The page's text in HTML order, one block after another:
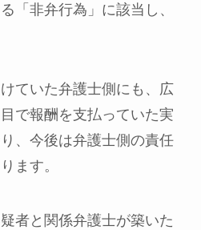
「非弁行為」に該当し、
ていた弁護士側にも、広
で報酬を支払っていた実
、今後は弁護士側の責任
ます。
者と関係弁護士が築いた